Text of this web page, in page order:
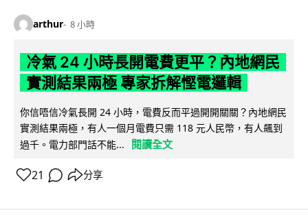
arthur 8 小時
冷氣 24 小時長開電費更平？內地網民
實測結果兩極 專家拆解慳電邏輯
你信唔信冷氣長開 24 小時，電費反而平過開開關關？內地網民
實測結果兩極，有人一個月電費只需 118 元人民幣，有人飆到
過千。電力部門話不能...
閱讀全文
21 分享